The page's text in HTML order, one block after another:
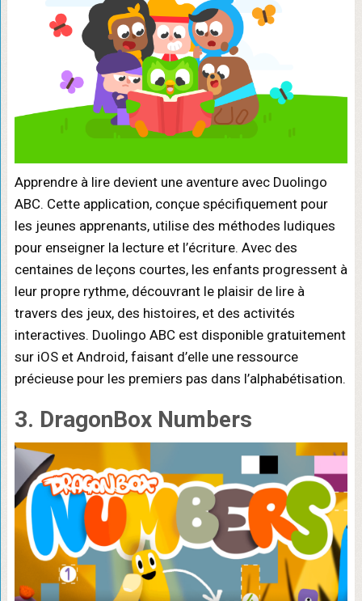
Apprendre à lire devient une aventure avec Duolingo
ABC. Cette application, conçue spécifiquement pour
les jeunes apprenants, utilise des méthodes ludiques
pour enseigner la lecture et l’écriture. Avec des
centaines de leçons courtes, les enfants progressent à
leur propre rythme, découvrant le plaisir de lire à
travers des jeux, des histoires, et des activités
interactives. Duolingo ABC est disponible gratuitement
sur iOS et Android, faisant d’elle une ressource
précieuse pour les premiers pas dans l’alphabétisation.
3. DragonBox Numbers